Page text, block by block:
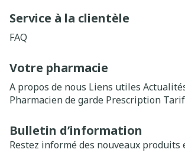
Service à la clientèle
FAQ
Votre pharmacie
A propos de nous Liens utiles
Pharmacien de garde Prescription
Bulletin d’information
Restez informé des nouveaux produits